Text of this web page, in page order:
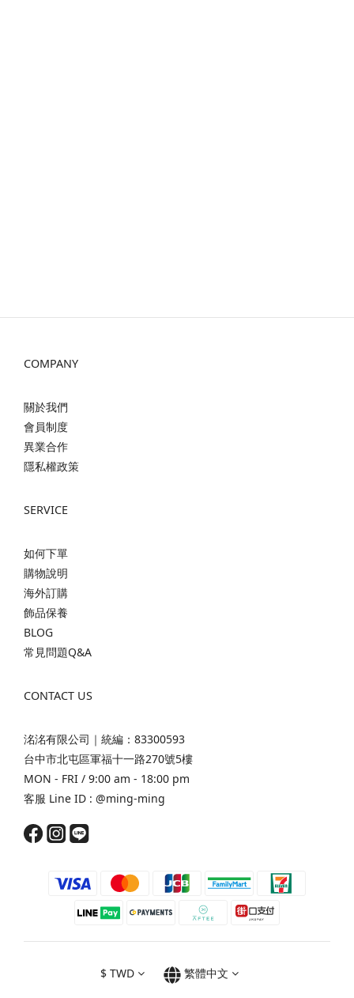
COMPANY
關於我們
會員制度
異業合作
隱私權政策
SERVICE
如何下單
購物說明
海外訂購
飾品保養
BLOG
常見問題Q&A
CONTACT US
洺洺有限公司｜統編：83300593
台中市北屯區軍福十一路270號5樓
MON - FRI / 9:00 am - 18:00 pm
客服 Line ID : @ming-ming
$ TWD 繁體中文